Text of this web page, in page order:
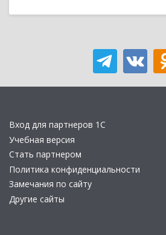
Вход для партнеров 1С
Учебная версия
Стать партнером
Политика конфиденциальности
Замечания по сайту
Другие сайты